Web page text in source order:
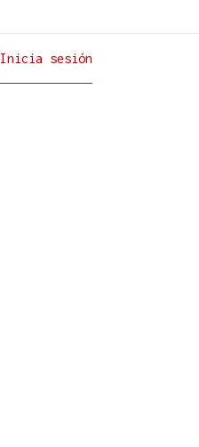
Inicia sesión